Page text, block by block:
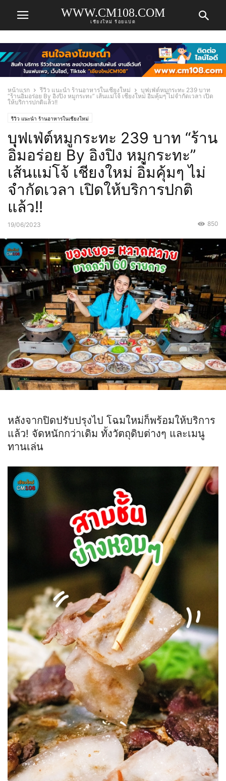
WWW.CM108.COM
เชียงใหม่ ร้อยแปด
หน้าแรก รีวิว แนะนำ ร้านอาหารในเชียงใหม่
บุฟเฟ่ต์หมูกระทะ 239 บาท
“ร้านอิ่มอร่อย By อิงปิง หมูกระทะ” เส้นแม่โจ้ เชียงใหม่ อิ่มคุ้มๆ ไม่จำกัดเวลา เปิด
ให้บริการปกติแล้ว!!
รีวิว แนะนำ ร้านอาหารในเชียงใหม่
บุฟเฟ่ต์หมูกระทะ 239 บาท “ร้าน
อิ่มอร่อย By อิงปิง หมูกระทะ”
เส้นแม่โจ้ เชียงใหม่ อิ่มคุ้มๆ ไม่
จำกัดเวลา เปิดให้บริการปกติ
แล้ว!!
19/06/2023 850
หลังจากปิดปรับปรุงไป โฉมใหม่ก็พร้อมให้บริการ
แล้ว! จัดหนักกว่าเดิม ทั้งวัตถุดิบต่างๆ และเมนู
ทานเล่น